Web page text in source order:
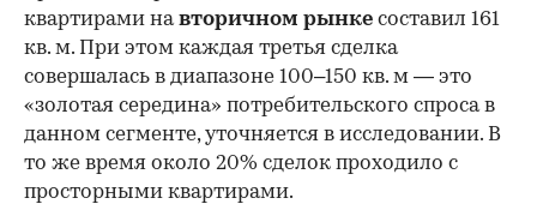
квартирами навторичном рынке составил 161
кв. м. При этом каждая третья сделка
совершалась в диапазоне 100–150 кв. м — это
«золотая середина» потребительского спроса в
данном сегменте, уточняется в исследовании. В
то же время около 20% сделок проходило с
просторными квартирами.